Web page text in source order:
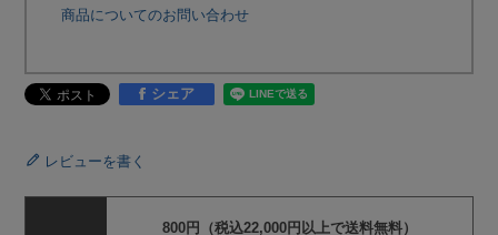
商品についてのお問い合わせ
シェア
レビューを書く
800円（税込22,000円以上で送料無料）